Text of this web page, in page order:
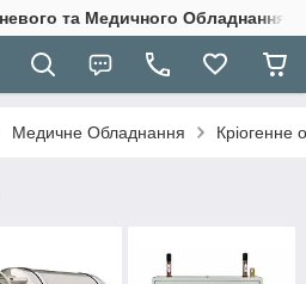
та Медичного Обладнання
Медичне Обладнання Кріогенне